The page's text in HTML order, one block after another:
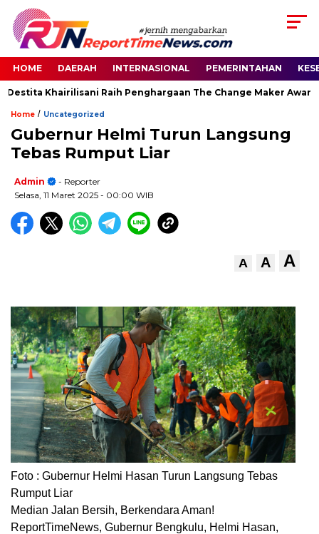
HOME DAERAH INTERNASIONAL PEMERINTAHAN
Khairilisani Raih Penghargaan The Change Maker Awards
Home / Uncategorized
Gubernur Helmi Turun Langsung
Tebas Rumput Liar
Admin
- Reporter
Selasa, 11 Maret 2025 - 00:00 WIB
A A A
Foto : Gubernur Helmi Hasan Turun Langsung Tebas
Rumput Liar
Median Jalan Bersih, Berkendara Aman!
ReportTimeNews, Gubernur Bengkulu, Helmi Hasan,